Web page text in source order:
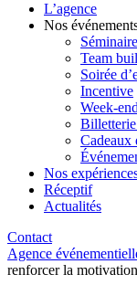
L’agence
Nos
Séminaire
Team
Soirée
Incentive
Week-
Cadeaux
Nos
Réceptif
Actualités
Contact
Agence
renforcer la